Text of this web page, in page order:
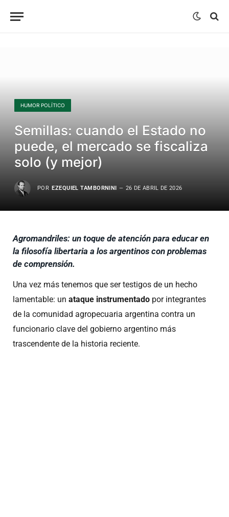
HUMOR POLÍTICO
Semillas: cuando el Estado no
puede, el mercado se fiscaliza
solo (y mejor)
POR EZEQUIEL TAMBORNINI 26 DE ABRIL DE 2026
Agromandriles: un toque de atención para educar en
la filosofía libertaria a los argentinos con problemas
de comprensión.
Una vez más tenemos que ser testigos de un hecho
lamentable: un ataque instrumentado por integrantes
de la comunidad agropecuaria argentina contra un
funcionario clave del gobierno argentino más
trascendente de la historia reciente.